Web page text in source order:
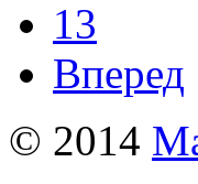
13
Вперед
© 2014